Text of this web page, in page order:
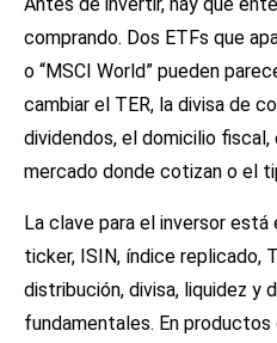
comprando. Dos ETFs que
o “MSCI World” pueden
cambiar el TER, la divisa de
dividendos, el domicilio
mercado donde cotizan o el
La clave para el inversor
ticker, ISIN, índice replicado,
distribución, divisa, liquidez y
fundamentales. En productos